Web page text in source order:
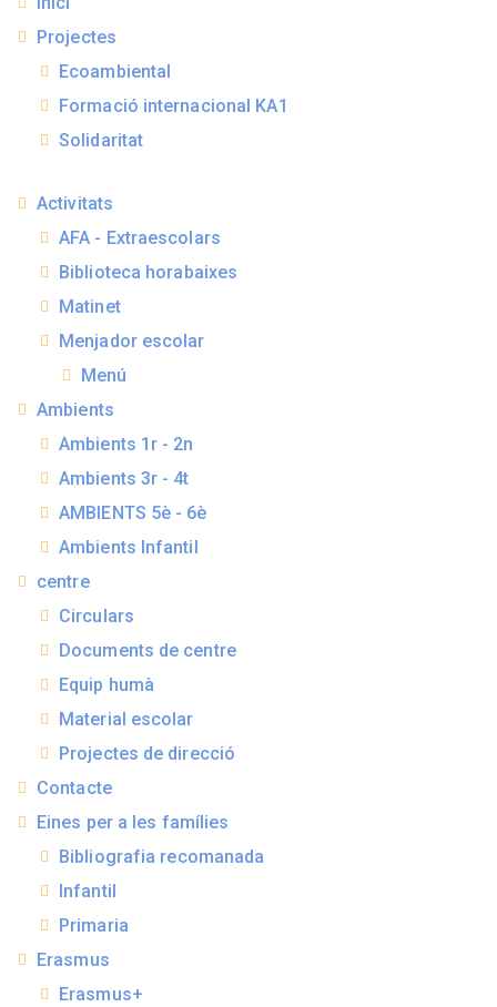
Projectes
Ecoambiental
Formació internacional KA1
Solidaritat
Activitats
AFA - Extraescolars
Biblioteca horabaixes
Matinet
Menjador escolar
Menú
Ambients
Ambients 1r - 2n
Ambients 3r - 4t
AMBIENTS 5è - 6è
Ambients Infantil
centre
Circulars
Documents de centre
Equip humà
Material escolar
Projectes de direcció
Contacte
Eines per a les famílies
Bibliografia recomanada
Infantil
Primaria
Erasmus
Erasmus+